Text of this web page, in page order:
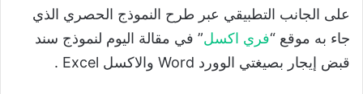
على الجانب التطبيقي عبر طرح النموذج الحصري الذي
جاء به موقع “فري اكسل” في مقالة اليوم لنموذج سند
قبض إيجار بصيغتي الوورد Word والاكسل Excel .